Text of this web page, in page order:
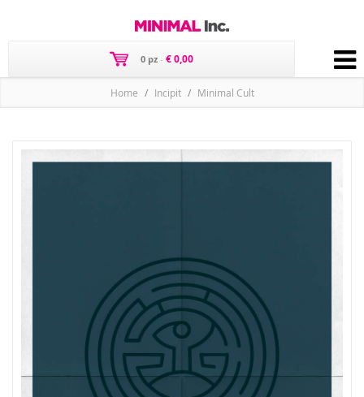
0 pz - € 0,00
Home Incipit Minimal Cult